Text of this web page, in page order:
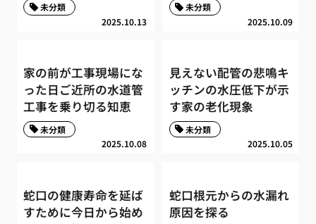
2025.10.13
未分類
2025.10.09
未分類
家の前が工事現場にな
った日ご近所の水道管
工事を乗り切る知恵
2025.10.08
未分類
見えない配管の悲鳴キ
ッチンの水圧低下が示
す家の老化現象
2025.10.05
未分類
蛇口の健康寿命を延ば
すために今日から始め
蛇口根元からの水漏れ
原因を探る